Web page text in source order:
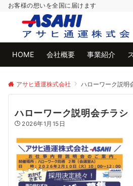
お客様の想いを全国に届けます
HOME 会社概要 事業紹介
アサヒ通運株式会社 ハローワーク説明
ハローワーク説明会チラシ
2026年1月15日